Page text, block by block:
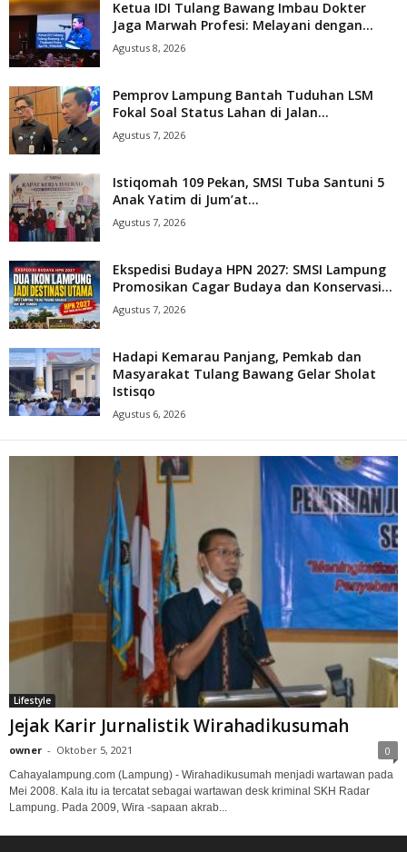
Ketua IDI Tulang Bawang Imbau Dokter
Jaga Marwah Profesi: Melayani dengan...
Agustus 8, 2026
Pemprov Lampung Bantah Tuduhan LSM
Fokal Soal Status Lahan di Jalan...
Agustus 7, 2026
Istiqomah 109 Pekan, SMSI Tuba Santuni 5
Anak Yatim di Jum’at...
Agustus 7, 2026
Ekspedisi Budaya HPN 2027: SMSI Lampung
Promosikan Cagar Budaya dan Konservasi...
Agustus 7, 2026
Hadapi Kemarau Panjang, Pemkab dan
Masyarakat Tulang Bawang Gelar Sholat
Istisqo
Agustus 6, 2026
Lifestyle
Jejak Karir Jurnalistik Wirahadikusumah
owner - Oktober 5, 2021 0
Cahayalampung.com (Lampung) - Wirahadikusumah menjadi wartawan pada
Mei 2008. Kala itu ia tercatat sebagai wartawan desk kriminal SKH Radar
Lampung. Pada 2009, Wira -sapaan akrab...